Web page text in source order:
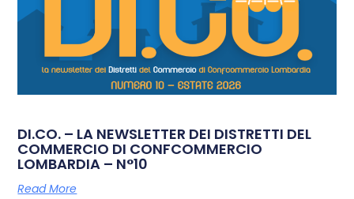
DI.CO. – LA NEWSLETTER DEI DISTRETTI DEL
COMMERCIO DI CONFCOMMERCIO
LOMBARDIA – N°10
Read More